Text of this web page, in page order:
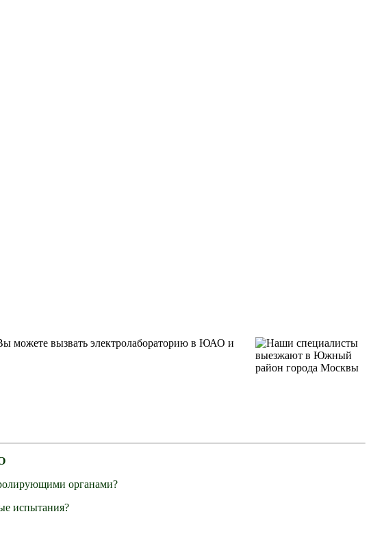
можете вызвать электролабораторию в ЮАО и
органами?
испытания?